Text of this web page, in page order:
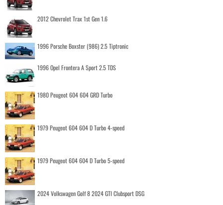
2012 Chevrolet Trax 1st Gen 1.6
1996 Porsche Boxster (986) 2.5 Tiptronic
1996 Opel Frontera A Sport 2.5 TDS
1980 Peugeot 604 604 GRD Turbo
1979 Peugeot 604 604 D Turbo 4-speed
1979 Peugeot 604 604 D Turbo 5-speed
2024 Volkswagen Golf 8 2024 GTI Clubsport DSG